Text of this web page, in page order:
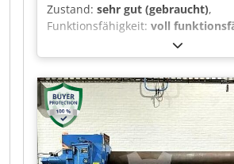
Zustand: sehr gut (gebraucht),
Funktionsfähigkeit: voll
, Maschinen-/
3500x140 mm prepinch,
manuell, Automatisierungsgrad:
Betätigungsart:
hydraulisch
Steuerungshersteller: MG,
MG, Anzahl der Walzen: 3,
Unterwalzendurchmesser: 880 mm
Oberwalzendurchmesser:950 mm